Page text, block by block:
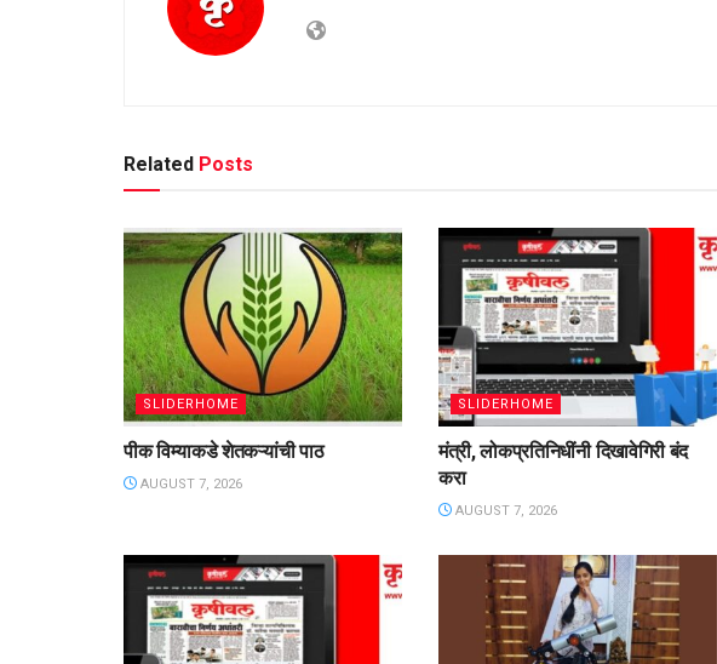
Related Posts
SLIDERHOME
पीक विम्याकडे शेतकऱ्यांची पाठ
AUGUST 7, 2026
SLIDERHOME
मंत्री, लोकप्रतिनिधींनी दिखावेगिरी बंद
करा
AUGUST 7, 2026